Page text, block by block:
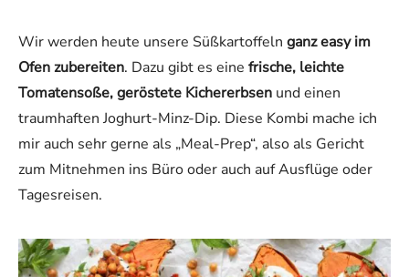
Wir werden heute unsere Süßkartoffeln ganz easy im
Ofen zubereiten. Dazu gibt es eine frische, leichte
Tomatensoße, geröstete Kichererbsen und einen
traumhaften Joghurt-Minz-Dip. Diese Kombi mache ich
mir auch sehr gerne als „Meal-Prep“, also als Gericht
zum Mitnehmen ins Büro oder auch auf Ausflüge oder
Tagesreisen.